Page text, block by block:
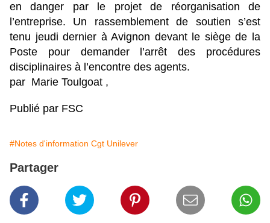
en danger par le projet de réorganisation de
l’entreprise. Un rassemblement de soutien s’est
tenu jeudi dernier à Avignon devant le siège de la
Poste pour demander l’arrêt des procédures
disciplinaires à l’encontre des agents.
par Marie Toulgoat ,
Publié par FSC
#Notes d'information Cgt Unilever
Partager